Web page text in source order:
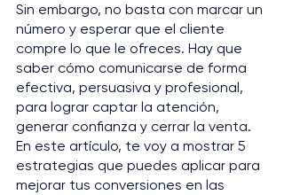
Sin embargo, no basta con marcar un
número y esperar que el cliente
compre lo que le ofreces. Hay que
saber cómo comunicarse de forma
efectiva, persuasiva y profesional,
para lograr captar la atención,
generar confianza y cerrar la venta.
En este artículo, te voy a mostrar 5
estrategias que puedes aplicar para
mejorar tus conversiones en las